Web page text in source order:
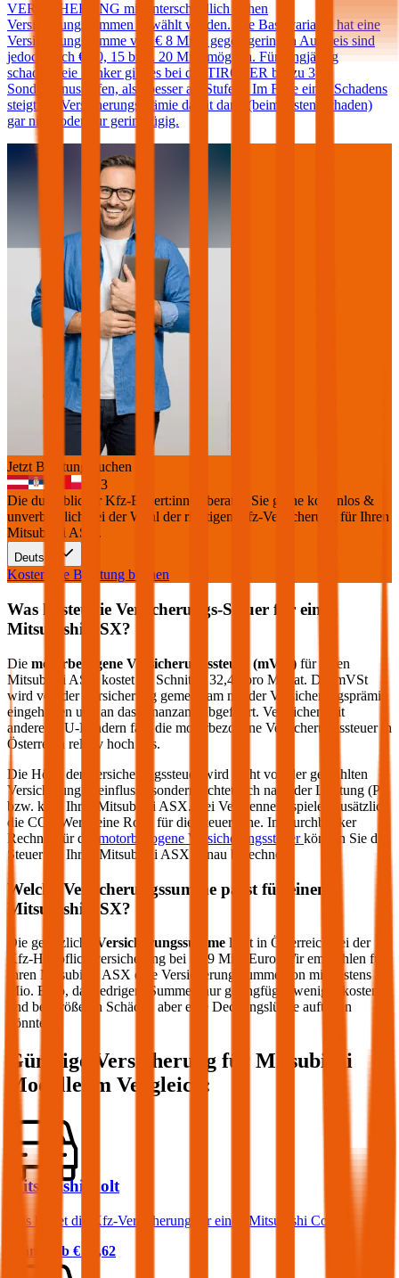
VERSICHERUNG mit unterschiedlich hohen
Versicherungssummen gewählt werden. Die Basisvariante hat eine
Versicherungssumme von € 8 Mio., gegen geringen Aufpreis sind
jedoch auch € 10, 15 bzw. 20 Mio. möglich. Für langjährig
schadenfreie Lenker gibt es bei der TIROLER bis zu 3
Sonderbonusstufen, also besser als Stufe 0. Im Falle eines Schadens
steigt die Versicherungsprämie damit dann (beim ersten Schaden)
gar nicht oder nur geringfügig.
Jetzt Beratung buchen
+3
Die durchblicker Kfz-Expert:innen beraten Sie gerne kostenlos &
unverbindlich bei der Wahl der richtigen Kfz-Versicherung für Ihren
Mitsubishi ASX
.
Deutsch
Kostenlose Beratung buchen
Was kostet die Versicherungs-Steuer für einen
Mitsubishi
ASX?
Die motorbezogene Versicherungssteuer (mVSt) für einen
Mitsubishi ASX kostet im Schnitt € 32,40
pro Monat. Die mVSt
wird von der Versicherung gemeinsam mit der Versicherungsprämie
eingehoben und an das Finanzamt abgeführt. Verglichen mit
anderen EU-Ländern fällt die motorbezogene Versicherungssteuer in
Österreich relativ hoch aus.
Die Höhe der Versicherungssteuer wird nicht von der gewählten
Versicherung beeinflusst, sondern richtet sich nach der Leistung (PS
bzw. kW) Ihres
Mitsubishi ASX. Bei Verbrennern spielen zusätzlich
die CO2-Werte eine Rolle für die Steuerhöhe. Im durchblicker
Rechner für die
motorbezogene Versicherungssteuerkönnen Sie die
Steuer für Ihren Mitsubishi ASX genau berechnen.
Welche Versicherungssumme passt für einen
Mitsubishi
ASX?
Die gesetzliche Versicherungssumme liegt in Österreich bei der
Kfz-Haftpflichtversicherung bei 7,79 Mio. Euro. Wir empfehlen für
Ihren Mitsubishi ASX eine Versicherungssumme von mindestens 20
Mio. Euro, da niedrigere Summen nur geringfügig weniger kosten
und bei größeren Schäden aber eine Deckungslücke auftreten
könnte.
Günstige Versicherung für Mitsubishi
Modelle im Vergleich:
Mitsubishi Colt
Was kostet die Kfz-Versicherung für einen Mitsubishi Colt?
Prämie ab € 30,62